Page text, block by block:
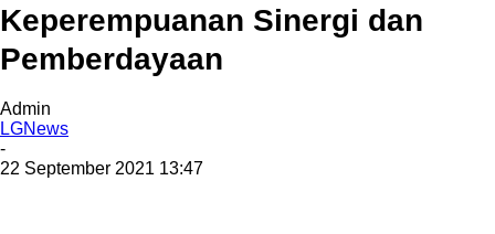
Keperempuanan Sinergi dan
Pemberdayaan
Admin
LGNews
-
22 September 2021 13:47